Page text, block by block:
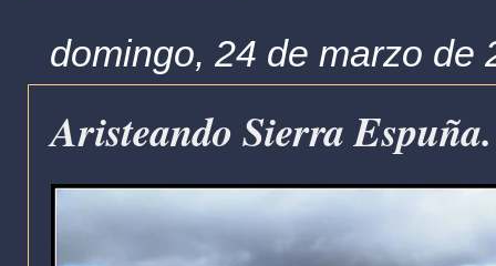
domingo, 24 de marzo de
Aristeando Sierra